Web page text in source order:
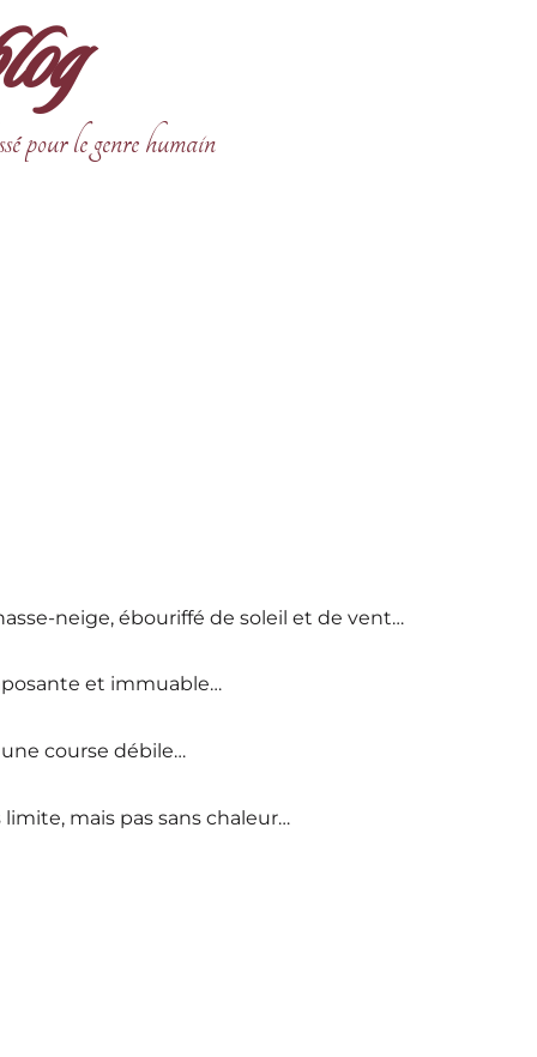
pour le genre humain
neige, ébouriffé de soleil et de vent…
et immuable…
course débile…
mais pas sans chaleur…